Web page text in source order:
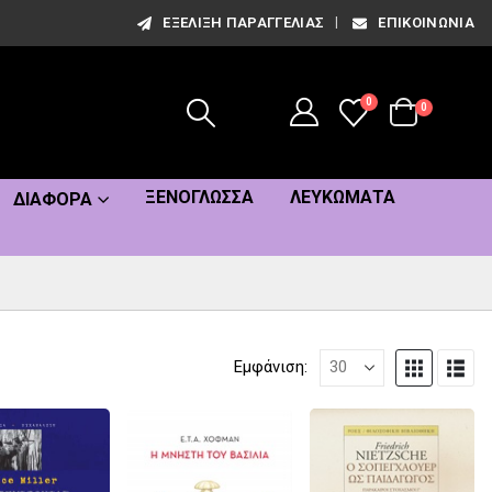
ΕΞΈΛΙΞΗ ΠΑΡΑΓΓΕΛΊΑΣ ΕΠΙΚΟΙΝΩΝΊΑ
0
0
ΔΙΆΦΟΡΑ ΞΕΝΌΓΛΩΣΣΑ
ΛΕΥΚΏΜΑΤΑ
Εμφάνιση: